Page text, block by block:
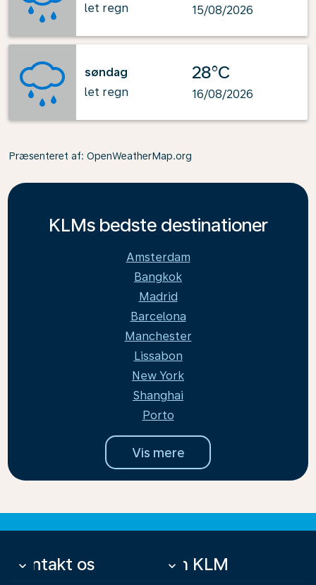
let regn
15/08/2026
søndag
let regn
28°C
16/08/2026
Præsenteret af: OpenWeatherMap.org
KLMs bedste destinationer
Amsterdam
Bangkok
Madrid
Barcelona
Manchester
Lissabon
New York
Shanghai
Porto
Vis mere
Kontakt os
keyboard_arrow_down Om KLM
keyboard_arrow_down